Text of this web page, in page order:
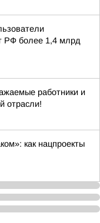
РФ более 1,4 млрд
работники и
отрасли!
как нацпроекты